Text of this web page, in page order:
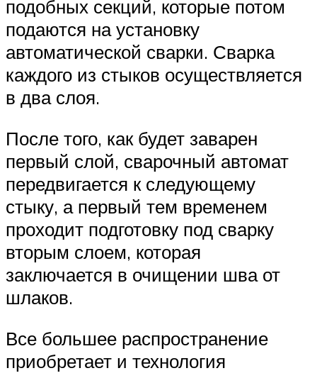
подобных секций, которые потом
подаются на установку
автоматической сварки. Сварка
каждого из стыков осуществляется
в два слоя.
После того, как будет заварен
первый слой, сварочный автомат
передвигается к следующему
стыку, а первый тем временем
проходит подготовку под сварку
вторым слоем, которая
заключается в очищении шва от
шлаков.
Все большее распространение
приобретает и технология